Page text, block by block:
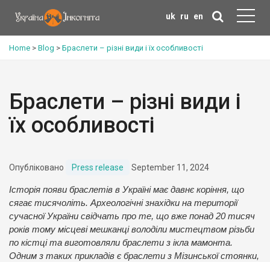
uk ru en
Home > Blog > Браслети – різні види і їх особливості
Браслети – різні види і
їх особливості
Опубліковано Press release September 11, 2024
Історія появи браслетів в Україні має давнє коріння, що
сягає тисячоліть. Археологічні знахідки на території
сучасної України свідчать про те, що вже понад 20 тисяч
років тому місцеві мешканці володіли мистецтвом різьби
по кістці та виготовляли браслети з ікла мамонта.
Одним з таких прикладів є браслети з Мізинської стоянки,